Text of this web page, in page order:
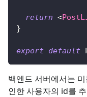
return <
}
export default
백엔드 서버에서는
인한 사용자의 id를